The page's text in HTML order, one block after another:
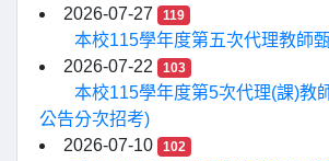
2026-07-27
119
本校115學年度第五次代理教師
2026-07-22
103
本校115學年度第5次代理(課)教
公告分次招考)
2026-07-10
102